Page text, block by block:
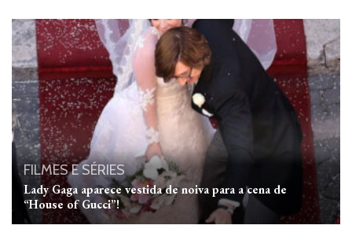
FILMES E SÉRIES
Lady Gaga aparece vestida de noiva para a cena de
“House of Gucci”!